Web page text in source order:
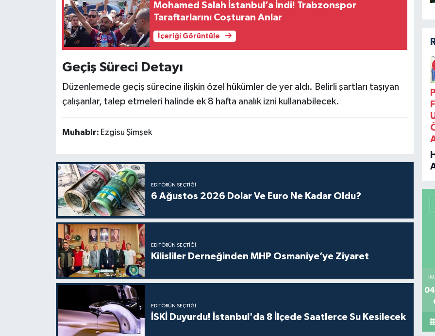
Mohamed Salah İstanbul’a İndi! Trabzonspor
Taraftarlarını Coşturan Anlar
İçeriği Görüntüle
Geçiş Süreci Detayı
Düzenlemede geçiş sürecine ilişkin özel hükümler de yer aldı. Belirli şartları taşıyan
çalışanlar, talep etmeleri halinde ek 8 hafta analık izni kullanabilecek.
Muhabir: Ezgisu Şimşek
EDITÖRÜN SEÇTIĞI
6 Ağustos 2026 Dolar Ve Euro Ne Kadar Oldu?
EDITÖRÜN SEÇTIĞI
Kilisliler Derneğinden MHP Osmaniye’ye Ziyaret
EDITÖRÜN SEÇTIĞI
İSKİ Duyurdu! İstanbul'da 8 İlçede Saatlerce Su Kesilecek